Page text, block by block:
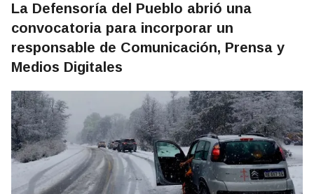
La Defensoría del Pueblo abrió una
convocatoria para incorporar un
responsable de Comunicación, Prensa y
Medios Digitales